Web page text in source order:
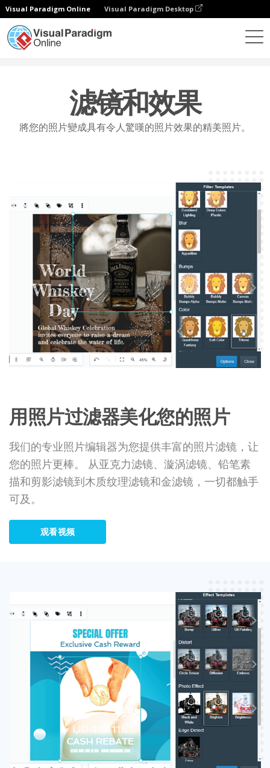
Visual Paradigm Online Visual Paradigm Desktop
滤镜和效果
將您的照片變成具有令人驚嘆的照片效果的精美照片。
用照片过滤器美化您的照片
我们的专业照片编辑器为您提供丰富的照片滤镜，让
您的照片更棒。 从亚克力滤镜、漩涡滤镜、铅笔素
描和剪影滤镜到木质纹理滤镜和金滤镜，一切都触手
可及。
观看视频